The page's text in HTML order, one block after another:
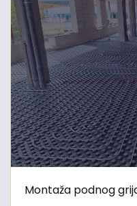
Montaža podnog